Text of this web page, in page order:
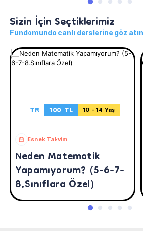
Sizin İçin Seçtiklerimiz
Fundomundo canlı derslerine göz atın
TR 100 TL 10 - 14 Yaş
Esnek Takvim
Neden Matematik
Yapamıyorum? (5-6-7-
8.Sınıflara Özel)